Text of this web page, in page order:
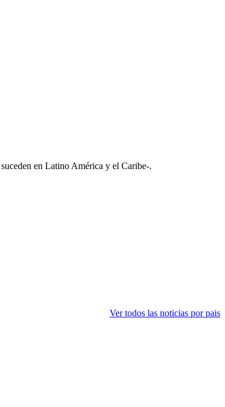
en Latino América y el Caribe-.
Ver todos las noticias por pais